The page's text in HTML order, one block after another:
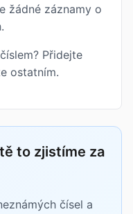
žádné záznamy o
Přidejte
ostatním.
to zjistíme za
čísel a